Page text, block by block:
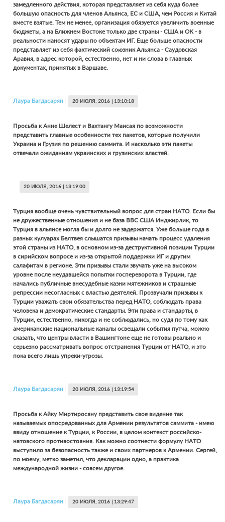
замедленного действия, которая представляет из себя куда более
большую опасность для членов Альянса, ЕС и США, чем Россия и Китай
вместе взятые. Тем не менее, организация обязуется увеличить военные
бюджеты, а на Ближнем Востоке только две страны - США и ОК - в
реальности наносят удары по объектам ИГ. Еще больше опасности
представляет из себя фактический союзник Альянса - Саудовская
Аравия, в адрес которой, естественно, нет и ни слова в главных
документах, принятых в Варшаве.
Лаура Багдасарян 20 ИЮЛЯ, 2016 | 13:10:18
Просьба к Анне Шелест и Вахтангу Маисая по возможности
представить главные особенности тех пакетов, которые получили
Украина и Грузия по решению саммита. И насколько эти пакеты
отвечали ожиданиям украинских и грузинских властей.
20 ИЮЛЯ, 2016 | 13:19:00
Турция вообще очень чувствительный вопрос для стран НАТО. Если бы
не дружественные отношения и не база ВВС США Инджирлик, то
Турция в альянсе могла бы и долго не задержатся. Уже больше года в
разных кулуарах Белтвея слышатся призывы начать процесс удаления
этой страны из НАТО, в основном из-за деструктивной позиции Турции
в сирийском вопросе и из-за открытой поддержки ИГ и другим
салафитам в регионе. Эти призывы стали звучать уже на высоком
уровне после неудавшейся попытки госпереворота в Турции, где
начались публичные внесудебные казни мятежников и страшные
репрессии несогласных с властью деятелей. Прозвучали призывы к
Турции уважать свои обязательства перед НАТО, соблюдать права
человека и демократические стандарты. Эти права и стандарты, в
Турции, естественно, никогда и не соблюдались, но судя по тому как
американские национальные каналы освещали события путча, можно
сказать, что центры власти в Вашингтоне еще не готовы реально и
серьезно рассматривать вопрос отстранения Турции от НАТО, и это
пока всего лишь упреки-угрозы.
Лаура Багдасарян 20 ИЮЛЯ, 2016 | 13:19:54
Просьба к Айку Миртиросяну представить свое видение так
называемых опосредованных для Армении результатов саммита - имею
ввиду отношение к Турции, к России, в целом контекст российско-
натовского противостояния. Как можно соотнести формулу НАТО
выступило за безопасность также и своих партнеров к Армении. Сергей,
по моему, метко заметил, что декларации одно, а практика
международной жизни - совсем другое.
Лаура Багдасарян 20 ИЮЛЯ, 2016 | 13:29:47